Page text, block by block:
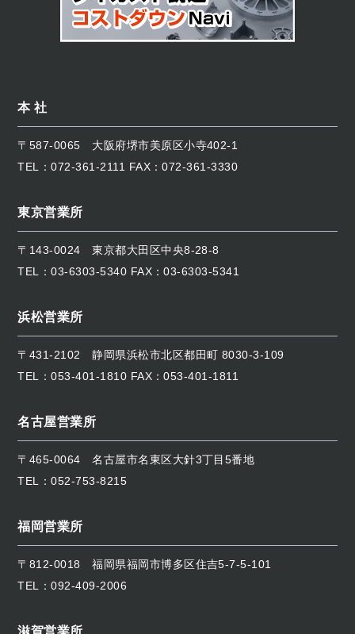
本 社
〒587-0065
大阪府堺市美原区小寺402-1
TEL：072-361-2111 FAX：072-361-3330
東京営業所
〒143-0024
東京都大田区中央8-28-8
TEL：03-6303-5340 FAX：03-6303-5341
浜松営業所
〒431-2102
静岡県浜松市北区都田町 8030-3-109
TEL：053-401-1810 FAX：053-401-1811
名古屋営業所
〒465-0064
名古屋市名東区大針3丁目5番地
TEL：052-753-8215
福岡営業所
〒812-0018
福岡県福岡市博多区住吉5-7-5-101
TEL：092-409-2006
滋賀営業所